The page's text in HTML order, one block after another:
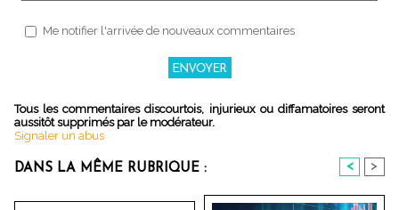
Me notifier l'arrivée de nouveaux commentaires
Tous les commentaires discourtois, injurieux ou diffamatoires seront
aussitôt supprimés par le modérateur.
Signaler un abus
DANS LA MÊME RUBRIQUE : < >